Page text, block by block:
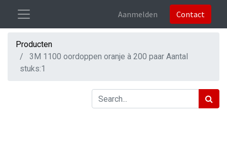
Aanmelden Contact
Producten
3M 1100 oordoppen oranje à 200 paar Aantal
stuks:1